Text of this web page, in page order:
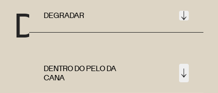
D DEGRADAR
DENTRO DO PELO DA
CANA